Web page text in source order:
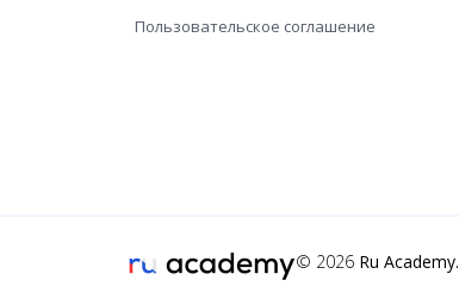
Пользовательское соглашение
© 2026 Ru Academy.